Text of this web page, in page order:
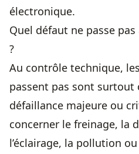
électronique.
Quel défaut ne passe
?
Au contrôle technique,
passent pas sont surtout
défaillance majeure ou
concerner le freinage, la
l’éclairage, la pollution